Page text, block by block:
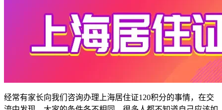
经常有家长向我们咨询办理上海居住证120积分的事情，在交